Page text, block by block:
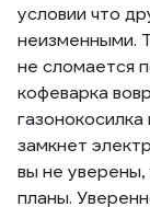
условии что
неизменными.
не сломается
кофеварка
замкнет
вы не
планы.